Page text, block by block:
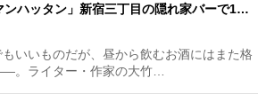
ンハッタン」新宿三丁目の隠れ家バーで1…
いいものだが、昼から飲むお酒にはまた格
。ライター・作家の大竹…